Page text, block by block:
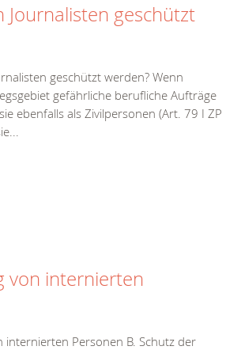
Journalisten geschützt
geschützt werden? Wenn
gefährliche berufliche Aufträge
ebenfalls als Zivilpersonen (Art. 79 I ZP
von internierten
internierten Personen B. Schutz der